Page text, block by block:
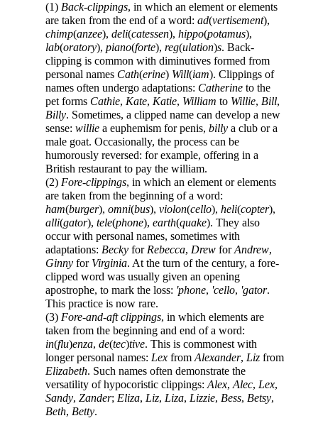
(1) Back-clippings, in which an element or elements
are taken from the end of a word: ad(vertisement),
chimp(anzee), deli(catessen), hippo(potamus),
lab(oratory), piano(forte), reg(ulation)s. Back-
clipping is common with diminutives formed from
personal names Cath(erine) Will(iam). Clippings of
names often undergo adaptations: Catherine to the
pet forms Cathie, Kate, Katie, William to Willie, Bill,
Billy. Sometimes, a clipped name can develop a new
sense: willie a euphemism for penis, billy a club or a
male goat. Occasionally, the process can be
humorously reversed: for example, offering in a
British restaurant to pay the william.
(2) Fore-clippings, in which an element or elements
are taken from the beginning of a word:
ham(burger), omni(bus), violon(cello), heli(copter),
alli(gator), tele(phone), earth(quake). They also
occur with personal names, sometimes with
adaptations: Becky for Rebecca, Drew forAndrew,
Ginny for Virginia. At the turn of the century, a fore-
clipped word was usually given an opening
apostrophe, to mark the loss: 'phone, 'cello, 'gator.
This practice is now rare.
(3) Fore-and-aft clippings, in which elements are
taken from the beginning and end of a word:
in(flu)enza, de(tec)tive. This is commonest with
longer personal names: Lex from Alexander, Liz from
Elizabeth. Such names often demonstrate the
versatility of hypocoristic clippings: Alex, Alec, Lex,
Sandy, Zander; Eliza, Liz, Liza, Lizzie, Bess, Betsy,
Beth, Betty.